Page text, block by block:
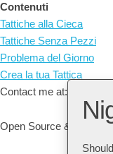
Contenuti
Tattiche alla Cieca
Tattiche Senza Pezzi
Problema del Giorno
Crea la tua Tattica
Contact me at:
Open Source & Free